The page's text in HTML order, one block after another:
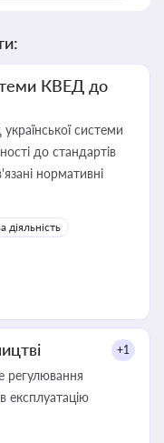
КВЕД до
системи
до стандартів
нормативні
діяльність
+1
регулювання
експлуатацію